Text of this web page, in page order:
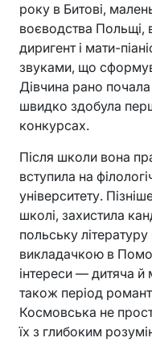
року в Битові,
воєводства Польщі,
диригент і мати-
звуками, що
Дівчина рано
швидко здобула
конкурсах.
Після школи вона
вступила на
університету.
школі, захистила
польську
викладачкою в
інтереси — дитяча й
також період
Космовська не
їх з глибоким